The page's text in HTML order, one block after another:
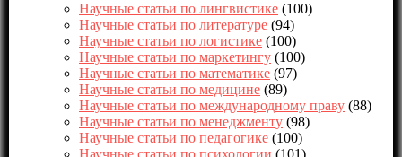
Научные статьи по лингвистике (100)
Научные статьи по литературе (94)
Научные статьи по логистике (100)
Научные статьи по маркетингу (100)
Научные статьи по математике (97)
Научные статьи по медицине (89)
Научные статьи по международному праву (88)
Научные статьи по менеджменту (98)
Научные статьи по педагогике (100)